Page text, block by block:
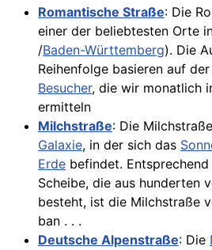
Romantische Straße: Die
einer der beliebtesten Orte
/Baden-Württemberg). Die
Reihenfolge basieren auf
Besucher, die wir monatlich
ermitteln
Milchstraße: Die
Galaxie, in der sich das
Erde befindet.
Scheibe, die aus hunderten
besteht, ist die Milchstraße
ban . . .
Deutsche Alpenstraße: Die